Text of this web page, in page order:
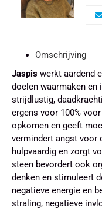
Omschrijving
Jaspis werkt aardend
doelen waarmaken
strijdlustig,
ergens voor 100%
opkomen en geeft
vermindert angst voor
hulpvaardig en zorgt
steen bevordert ook
denken en stimuleert
negatieve energie en
straling, negatieve